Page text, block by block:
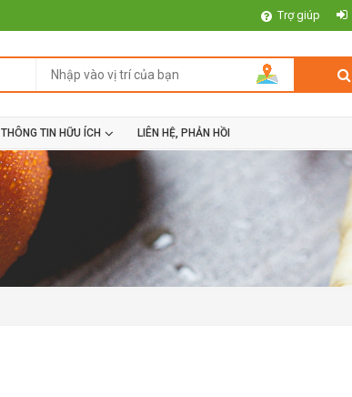
Trợ giúp
THÔNG TIN HỮU ÍCH LIÊN HỆ, PHẢN HỒI